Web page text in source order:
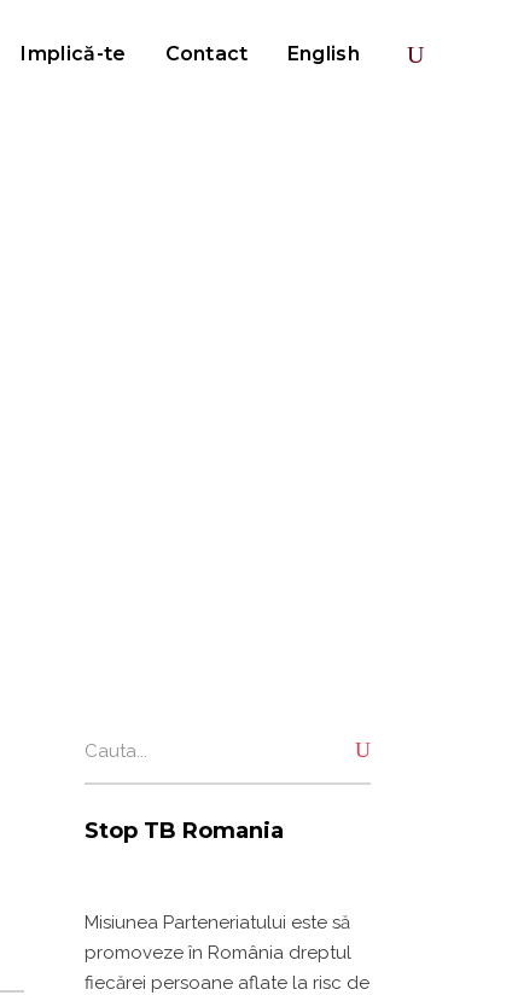
Implică-te Contact English
for:
Stop TB Romania
Misiunea Parteneriatului este să
promoveze în România dreptul
fiecărei persoane aflate la risc de